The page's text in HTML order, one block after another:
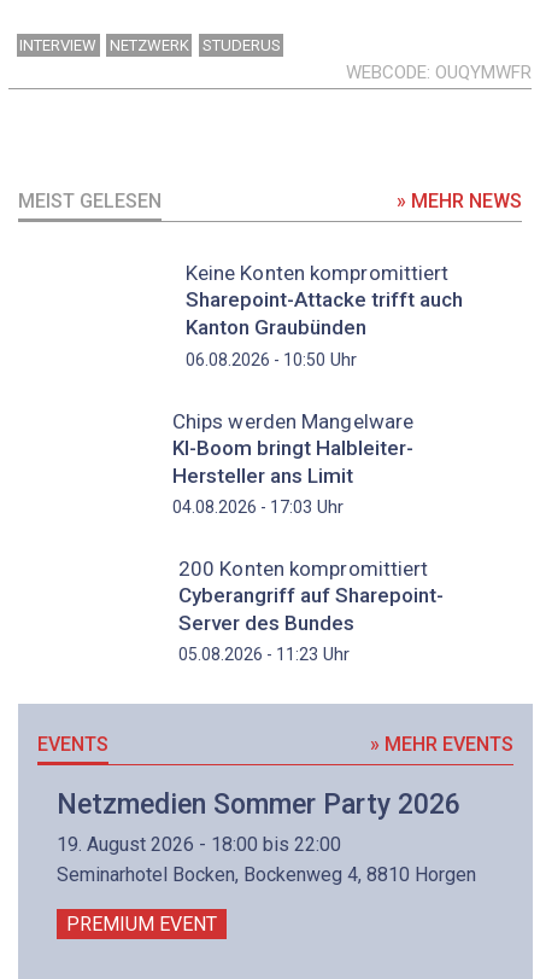
INTERVIEW NETZWERK STUDERUS
WEBCODE OUQYMWFR
MEIST GELESEN » MEHR NEWS
Keine Konten kompromittiert
Sharepoint-Attacke trifft auch
Kanton Graubünden
06.08.2026 - 10:50 Uhr
Chips werden Mangelware
KI-Boom bringt Halbleiter-
Hersteller ans Limit
04.08.2026 - 17:03 Uhr
200 Konten kompromittiert
Cyberangriff auf Sharepoint-
Server des Bundes
05.08.2026 - 11:23 Uhr
EVENTS » MEHR EVENTS
Netzmedien Sommer Party 2026
19. August 2026 - 18:00 bis 22:00
Seminarhotel Bocken, Bockenweg 4, 8810 Horgen
PREMIUM EVENT